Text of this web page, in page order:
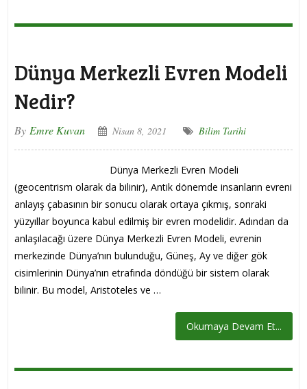
Dünya Merkezli Evren Modeli
Nedir?
By Emre Kuvan Nisan 8, 2021 Bilim Tarihi
Dünya Merkezli Evren Modeli
(geocentrism olarak da bilinir), Antik dönemde insanların evreni
anlayış çabasının bir sonucu olarak ortaya çıkmış, sonraki
yüzyıllar boyunca kabul edilmiş bir evren modelidir. Adından da
anlaşılacağı üzere Dünya Merkezli Evren Modeli, evrenin
merkezinde Dünya’nın bulunduğu, Güneş, Ay ve diğer gök
cisimlerinin Dünya’nın etrafında döndüğü bir sistem olarak
bilinir. Bu model, Aristoteles ve …
Okumaya Devam Et...